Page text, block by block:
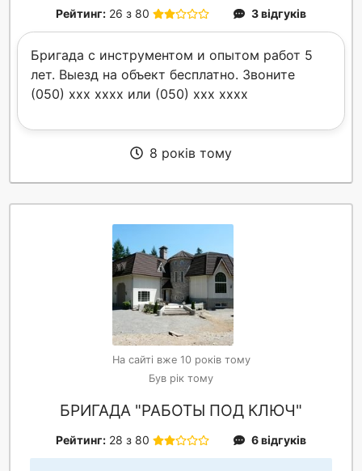
Рейтинг: 26 з 80 3 відгуків
Бригада с инструментом и опытом работ 5
лет. Выезд на объект бесплатно. Звоните
(050) xxx xxxx или (050) xxx xxxx
8 років тому
На сайті вже 10 років тому
Був рік тому
БРИГАДА "РАБОТЫ ПОД КЛЮЧ"
Рейтинг: 28 з 80 6 відгуків